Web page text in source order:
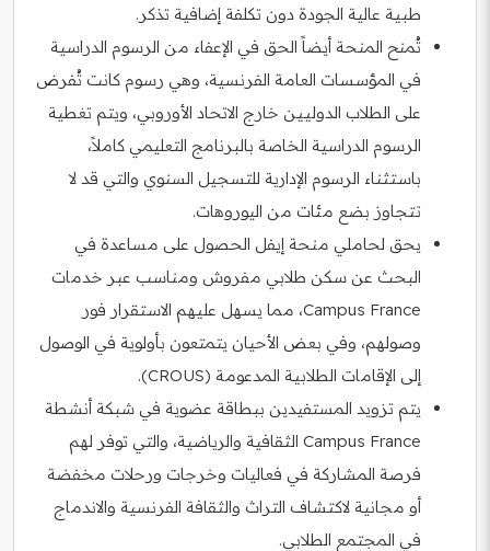
طبية عالية الجودة دون تكلفة إضافية تذكر.
تُمنح المنحة أيضاً الحق في الإعفاء من الرسوم الدراسية
في المؤسسات العامة الفرنسية، وهي رسوم كانت تُفرض
على الطلاب الدوليين خارج الاتحاد الأوروبي، ويتم تغطية
الرسوم الدراسية الخاصة بالبرنامج التعليمي كاملاً،
باستثناء الرسوم الإدارية للتسجيل السنوي والتي قد لا
تتجاوز بضع مئات من اليوروهات.
يحق لحاملي منحة إيفل الحصول على مساعدة في
البحث عن سكن طلابي مفروش ومناسب عبر خدمات
Campus France، مما يسهل عليهم الاستقرار فور
وصولهم، وفي بعض الأحيان يتمتعون بأولوية في الوصول
إلى الإقامات الطلابية المدعومة (CROUS).
يتم تزويد المستفيدين ببطاقة عضوية في شبكة أنشطة
Campus France الثقافية والرياضية، والتي توفر لهم
فرصة المشاركة في فعاليات وخرجات ورحلات مخفضة
أو مجانية لاكتشاف التراث والثقافة الفرنسية والاندماج
في المجتمع الطلابي.